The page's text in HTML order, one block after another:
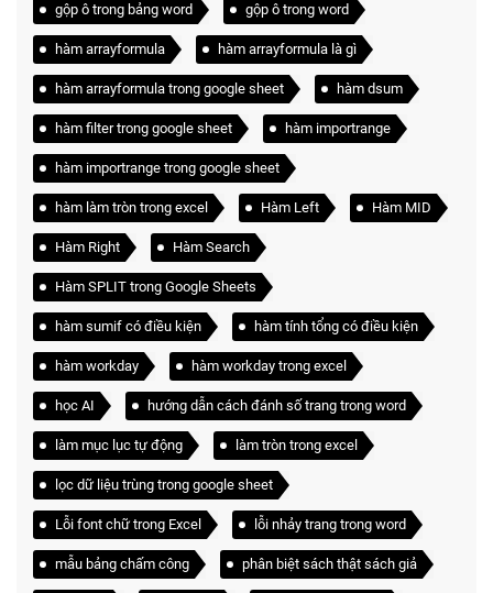
gộp ô trong bảng word gộp ô trong word
hàm arrayformula hàm arrayformula là gì
hàm arrayformula trong google sheet hàm dsum
hàm filter trong google sheet hàm importrange
hàm importrange trong google sheet
hàm làm tròn trong excel Hàm Left Hàm MID
Hàm Right Hàm Search
Hàm SPLIT trong Google Sheets
hàm sumif có điều kiện hàm tính tổng có điều kiện
hàm workday hàm workday trong excel
học AI hướng dẫn cách đánh số trang trong word
làm mục lục tự động làm tròn trong excel
lọc dữ liệu trùng trong google sheet
Lỗi font chữ trong Excel lỗi nhảy trang trong word
mẫu bảng chấm công phân biệt sách thật sách giả